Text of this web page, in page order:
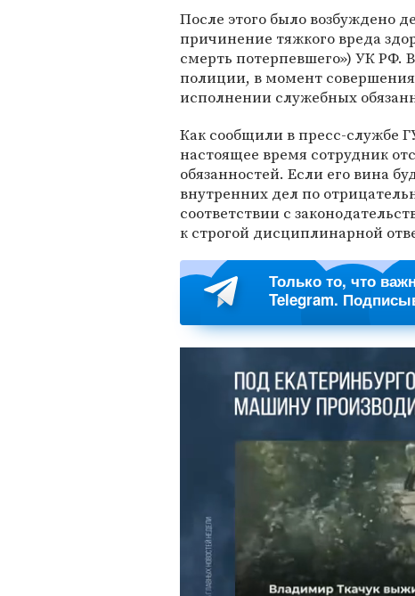
После этого было возбуждено
причинение тяжкого вреда
смерть потерпевшего») УК РФ.
полиции, в момент
исполнении служебных
Как сообщили в пресс-службе
настоящее время сотрудник
обязанностей. Если его вина
внутренних дел по
соответствии с
к строгой дисциплинарной
Только то, что
Telegram.